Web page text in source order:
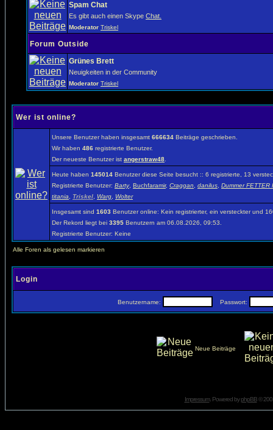
Spam Chat
Es gibt auch einen Skype Chat.
Moderator Triskel
Forum Outside
Grünes Brett
Neuigkeiten in der Community
Moderator Triskel
Wer ist online?
Unsere Benutzer haben insgesamt 666634 Beiträge geschrieben.
Wir haben 486 registrierte Benutzer.
Der neueste Benutzer ist angerstraw48
Heute haben 145014 Benutzer diese Seite besucht :: 6 registrierte, 13
Registrierte Benutzer: Barty, Buchfaramir, Craggan danilus Dummer FETTER
titania
Triskel Warg Wolter
Insgesamt sind 1603 Benutzer online: Kein registrierter, ein versteckter und
Der Rekord liegt bei 3395 Benutzern am 06.08.2026, 09:53.
Registrierte Benutzer: Keine
Alle Foren als gelesen markieren
Login
Benutzername: Passwort:
Neue Beiträge
Impressum. Powered byphpBB©